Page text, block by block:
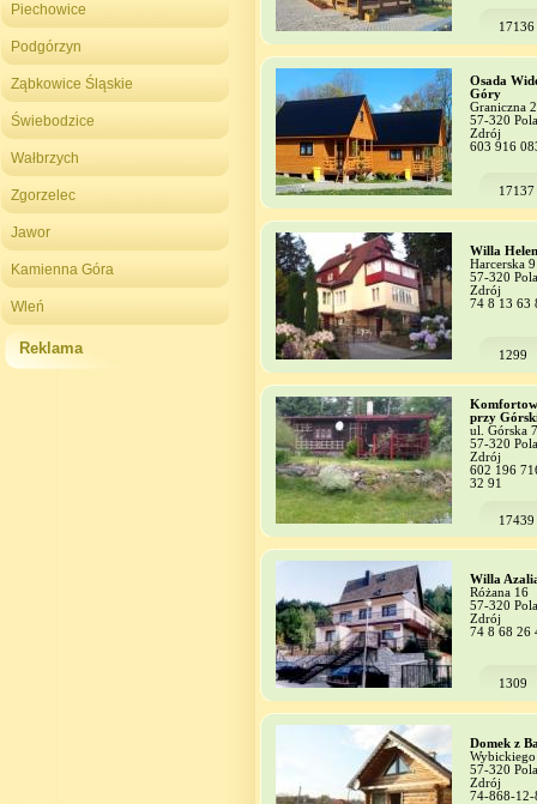
Piechowice
Podgórzyn
Ząbkowice Śląskie
Świebodzice
Wałbrzych
Zgorzelec
Jawor
Kamienna Góra
Wleń
Reklama
17136
Osada
Góry
Graniczna 2
57-320
Zdrój
603 916
17137
Willa
Harcerska 9
57-320
Zdrój
74 8 13 63
1299
przy
ul. Górska
57-320
Zdrój
602 196
32 91
17439
Willa
Różana 16
57-320
Zdrój
74 8 68 26
1309
Domek z
57-320
Zdrój
74-868-12-